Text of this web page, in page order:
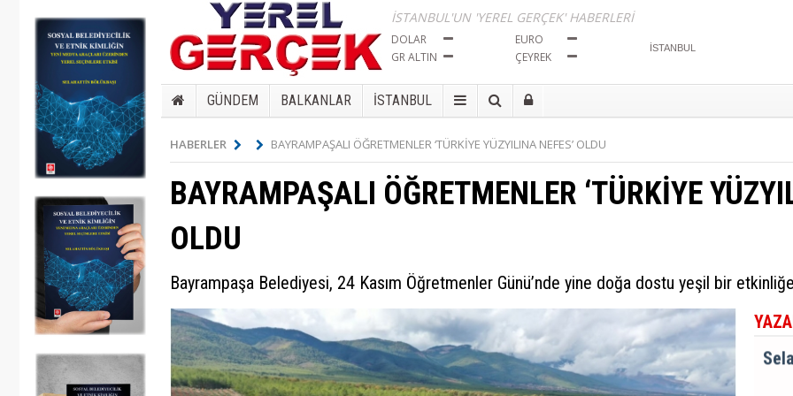
İSTANBUL'UN 'YEREL GERÇEK' HABERLERİ
DOLAR
EURO
GR ALTIN
ÇEYREK
GÜNDEM BALKANLAR İSTANBUL
HABERLER BAYRAMPAŞALI ÖĞRETMENLER ‘TÜRKİYE YÜZYILINA NEFES’ OLDU
BAYRAMPAŞALI ÖĞRETMENLER ‘TÜRKİYE
OLDU
Bayrampaşa Belediyesi, 24 Kasım Öğretmenler Günü’nde yine doğa dostu yeşil bir